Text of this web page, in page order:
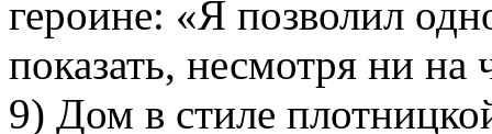
героине: «Я позволил
показать, несмотря ни на
9) Дом в стиле